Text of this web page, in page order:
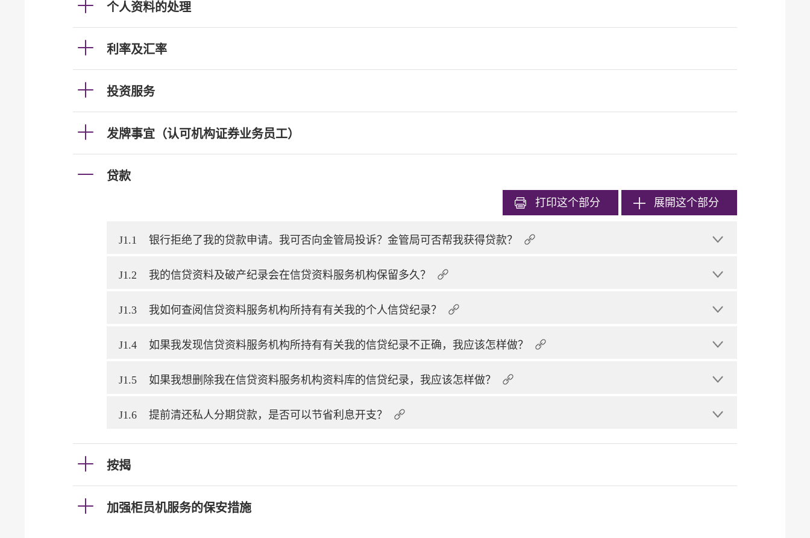
个人资料的处理
利率及汇率
投资服务
发牌事宜（认可机构证券业务员工）
贷款
打印这个部分 展開这个部分
J1.1 银行拒绝了我的贷款申请。我可否向金管局投诉？金管局可否帮我获得贷款？
J1.2 我的信贷资料及破产纪录会在信贷资料服务机构保留多久？
J1.3 我如何查阅信贷资料服务机构所持有有关我的个人信贷纪录？
J1.4 如果我发现信贷资料服务机构所持有有关我的信贷纪录不正确，我应该怎样做？
J1.5 如果我想删除我在信贷资料服务机构资料库的信贷纪录，我应该怎样做？
J1.6 提前清还私人分期贷款，是否可以节省利息开支？
按揭
加强柜员机服务的保安措施